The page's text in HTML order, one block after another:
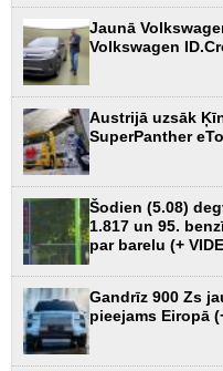
Jaunā
Volkswagen
Austrijā uzsāk
SuperPanther
Šodien (5.08)
1.817 un 95.
par barelu (+
Gandrīz 900 Zs
pieejams Eiropā